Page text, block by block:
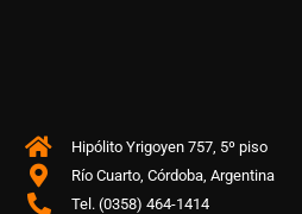
Hipólito Yrigoyen 757, 5º piso
Río Cuarto, Córdoba, Argentina
Tel. (0358) 464-1414